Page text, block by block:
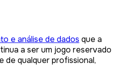
e análise de dados que a
a ser um jogo reservado
de qualquer profissional,